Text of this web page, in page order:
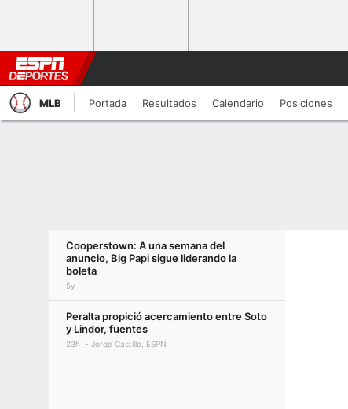
MLB Portada Resultados Calendario Posiciones
Cooperstown: A una semana del
anuncio, Big Papi sigue liderando la
boleta
5y
Peralta propició acercamiento entre Soto
y Lindor, fuentes
23h Jorge Castillo, ESPN